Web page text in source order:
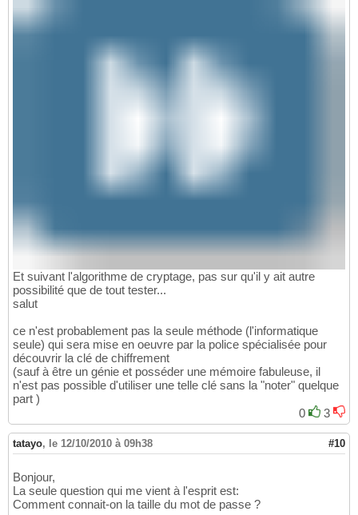
Et suivant l'algorithme de cryptage, pas sur qu'il y ait autre
possibilité que de tout tester...
salut
ce n'est probablement pas la seule méthode (l'informatique
seule) qui sera mise en oeuvre par la police spécialisée pour
découvrir la clé de chiffrement
(sauf à être un génie et posséder une mémoire fabuleuse, il
n'est pas possible d'utiliser une telle clé sans la "noter" quelque
part )
0
3
tatayo, le 12/10/2010 à 09h38 #10
Bonjour,
La seule question qui me vient à l'esprit est:
Comment connait-on la taille du mot de passe ?